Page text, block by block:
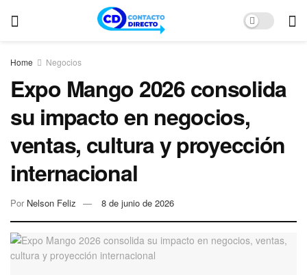
Home Negocios
Expo Mango 2026 consolida
su impacto en negocios,
ventas, cultura y proyección
internacional
Por Nelson Feliz 8 de junio de 2026